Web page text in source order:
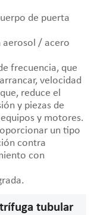
de puerta
aerosol / acero
frecuencia, que
velocidad
reduce el
y piezas de
y motores.
un tipo
contra
con
tubular